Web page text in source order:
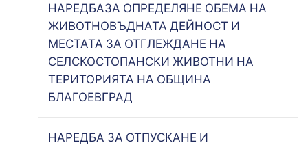
НАРЕДБАЗА ОПРЕДЕЛЯНЕ ОБЕМА НА
ЖИВОТНОВЪДНАТА ДЕЙНОСТ И
МЕСТАТА ЗА ОТГЛЕЖДАНЕ НА
СЕЛСКОСТОПАНСКИ ЖИВОТНИ НА
ТЕРИТОРИЯТА НА ОБЩИНА
БЛАГОЕВГРАД
НАРЕДБА ЗА ОТПУСКАНЕ И